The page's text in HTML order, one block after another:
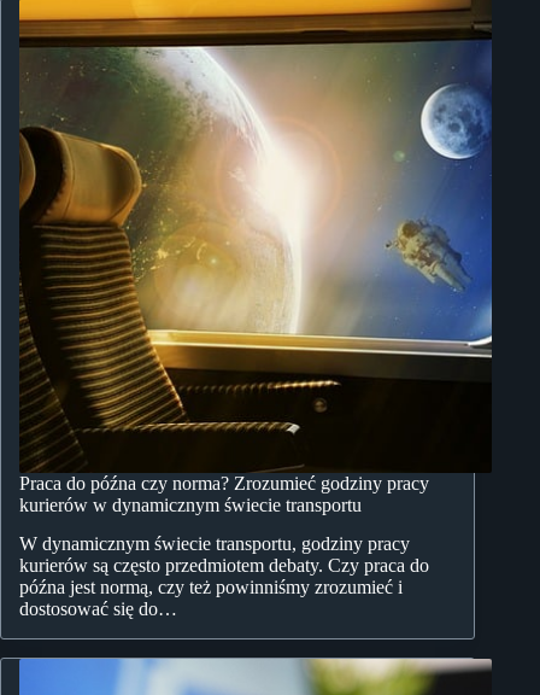
Praca do późna czy norma? Zrozumieć godziny pracy
kurierów w dynamicznym świecie transportu
W dynamicznym świecie transportu, godziny pracy
kurierów są często przedmiotem debaty. Czy praca do
późna jest normą, czy też powinniśmy zrozumieć i
dostosować się do…